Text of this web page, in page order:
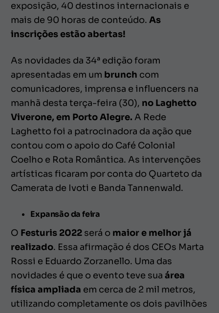
exposição, 40 destinos internacionais e
mais de 90 horas de conteúdo. As
inscrições estão abertas!
As novidades da 34ª edição foram
apresentadas em um brunch com
comunicadores, imprensa e influencers na
manhã desta terça-feira (30), no Laghetto
Viverone, em Porto Alegre. A Rede
Laghetto foi a patrocinadora da ação que
contou com o apoio do Café Colonial
Coelho e Rota Romântica. As intervenções
artísticas ficaram por conta do Quarteto da
Camerata de Ivoti e Banda Tannenwald.
Expansão da feira
O Festuris 2022 será o maior e melhor já
realizado. Essa afirmação é dos CEOs Marta
Rossi e Eduardo Zorzanello. Uma das
novidades é que o evento teve sua área
física ampliada em cerca de 2 mil metros,
utilizando completamente os dois pavilhões